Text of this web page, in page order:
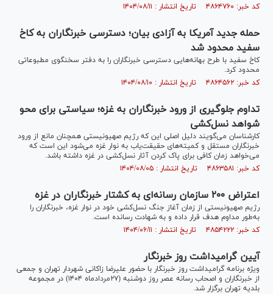
کد خبر: ۴۸۶۴۷۶۰ تاریخ انتشار : ۱۴۰۴/۰۸/۱۱
حمله جدید آمریکا به آزادی بیان؛ دسترسی خبرنگاران به کاخ
سفید محدود شد
کاخ سفید با طرح بهانه‌هایی دسترسی خبرنگاران را به دفتر سخنگوی مطبوعاتی
محدود کرد.
کد خبر: ۴۸۶۴۵۶۲ تاریخ انتشار : ۱۴۰۴/۰۸/۱۰
تداوم جلوگیری از ورود خبرنگاران به غزه؛ سیاستی برای محو
شواهد نسل‌کشی
کارشناسان می‌گویند دلیل اصلی این که رژیم صهیونیستی همچنان مانع از ورود
خبرنگاران مستقل و کمیته‌های حقیقت‌یاب به نوار غزه می‌شود این است که
می‌خواهد زمان کافی برای پاک کردن آثار نسل‌کشی در غزه داشته باشد.
کد خبر: ۴۸۶۳۵۸۱ تاریخ انتشار : ۱۴۰۴/۰۸/۰۵
اعتراض ۲۰۰ سازمان رسانه‌ای به کشتار خبرنگاران در غزه
رژیم صهیونیستی از زمان آغاز جنگ نسل‌کشی خود در نوار غزه، خبرنگاران را
به‌طور مداوم هدف قرار داده و به شهادت رسانده است.
کد خبر: ۴۸۵۴۲۲۲ تاریخ انتشار : ۱۴۰۴/۰۶/۱۱
آیین گرامیداشت روز خبرنگار
ویژه برنامه گرامیداشت روز خبرنگار با حضور علیرضا زاکانی شهردار تهران و جمعی
از خبرنگاران و اصحاب رسانه عصر روز دوشنبه (۲۷مردادماه ۱۴۰۴) در مجموعه
بلدیه تهران برگزار شد.